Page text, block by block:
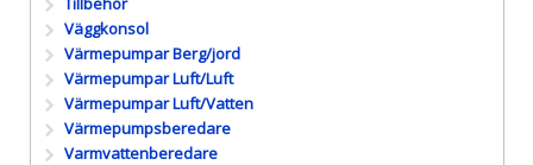
Väggkonsol
Värmepumpar Berg/jord
Värmepumpar Luft/Luft
Värmepumpar Luft/Vatten
Värmepumpsberedare
Varmvattenberedare